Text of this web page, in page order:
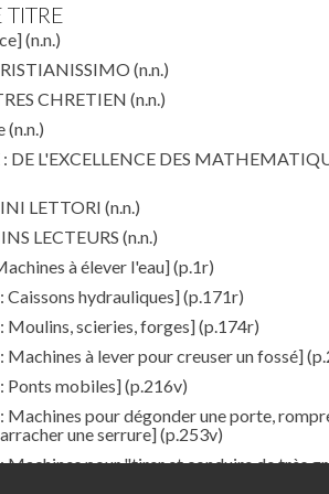
TITRE
(n.n.)
(n.n.)
CHRETIEN (n.n.)
(n.n.)
: DE L'EXCELLENCE DES
LETTORI (n.n.)
LECTEURS (n.n.)
à élever l'eau](p.1r)
Caissons hydrauliques](p.171r)
Moulins, scieries, forges](p.174r)
Machines à lever pour creuser un fossé]
Ponts mobiles](p.216v)
Machines pour dégonder une porte,
une serrure](p.253v)
Machines pour "tirer et conduire de très